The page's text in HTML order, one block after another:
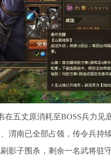
在五丈原消耗至BOSS兵力见
渭南已全部占领，传令兵持
影子围杀，剩余一名武将驻